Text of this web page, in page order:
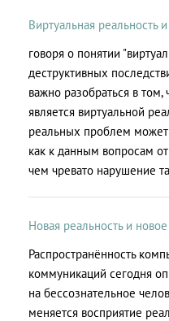
Виртуальная реальность
говоря о понятии
деструктивных
важно разобраться в том,
является виртуальной
реальных проблем может
как к данным вопросам
чем чревато нарушение
Новая реальность и
Распространённость
коммуникаций сегодня
на бессознательное
меняется восприятие